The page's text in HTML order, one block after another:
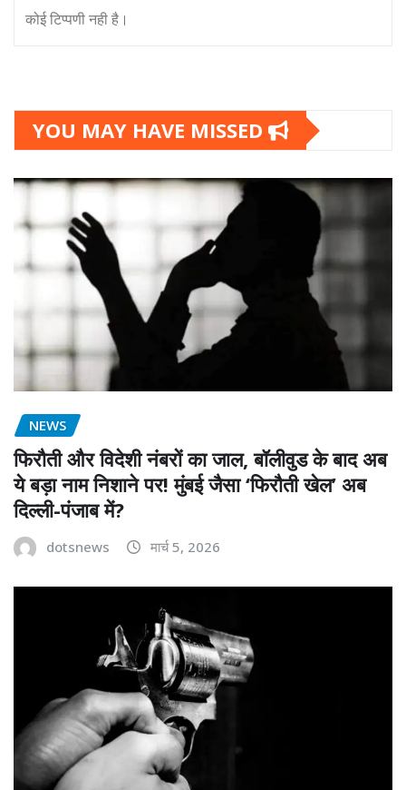
कोई टिप्पणी नही है।
YOU MAY HAVE MISSED
NEWS
फिरौती और विदेशी नंबरों का जाल, बॉलीवुड के बाद अब
ये बड़ा नाम निशाने पर! मुंबई जैसा ‘फिरौती खेल’ अब
दिल्ली-पंजाब में?
dotsnews मार्च 5, 2026